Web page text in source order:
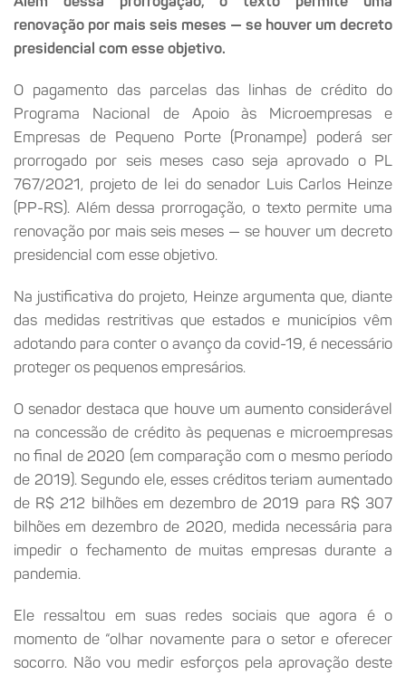
renovação por mais seis meses — se houver um decreto
presidencial com esse objetivo.
O pagamento das parcelas das linhas de crédito do
Programa Nacional de Apoio às Microempresas e
Empresas de Pequeno Porte (Pronampe) poderá ser
prorrogado por seis meses caso seja aprovado o PL
767/2021, projeto de lei do senador Luis Carlos Heinze
(PP-RS). Além dessa prorrogação, o texto permite uma
renovação por mais seis meses — se houver um decreto
presidencial com esse objetivo.
Na justificativa do projeto, Heinze argumenta que, diante
das medidas restritivas que estados e municípios vêm
adotando para conter o avanço da covid-19, é necessário
proteger os pequenos empresários.
O senador destaca que houve um aumento considerável
na concessão de crédito às pequenas e microempresas
no final de 2020 (em comparação com o mesmo período
de 2019). Segundo ele, esses créditos teriam aumentado
de R$ 212 bilhões em dezembro de 2019 para R$ 307
bilhões em dezembro de 2020, medida necessária para
impedir o fechamento de muitas empresas durante a
pandemia.
Ele ressaltou em suas redes sociais que agora é o
momento de “olhar novamente para o setor e oferecer
socorro. Não vou medir esforços pela aprovação deste